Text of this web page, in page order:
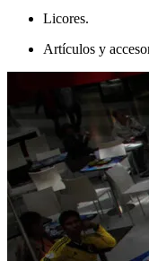
Licores.
Artículos y